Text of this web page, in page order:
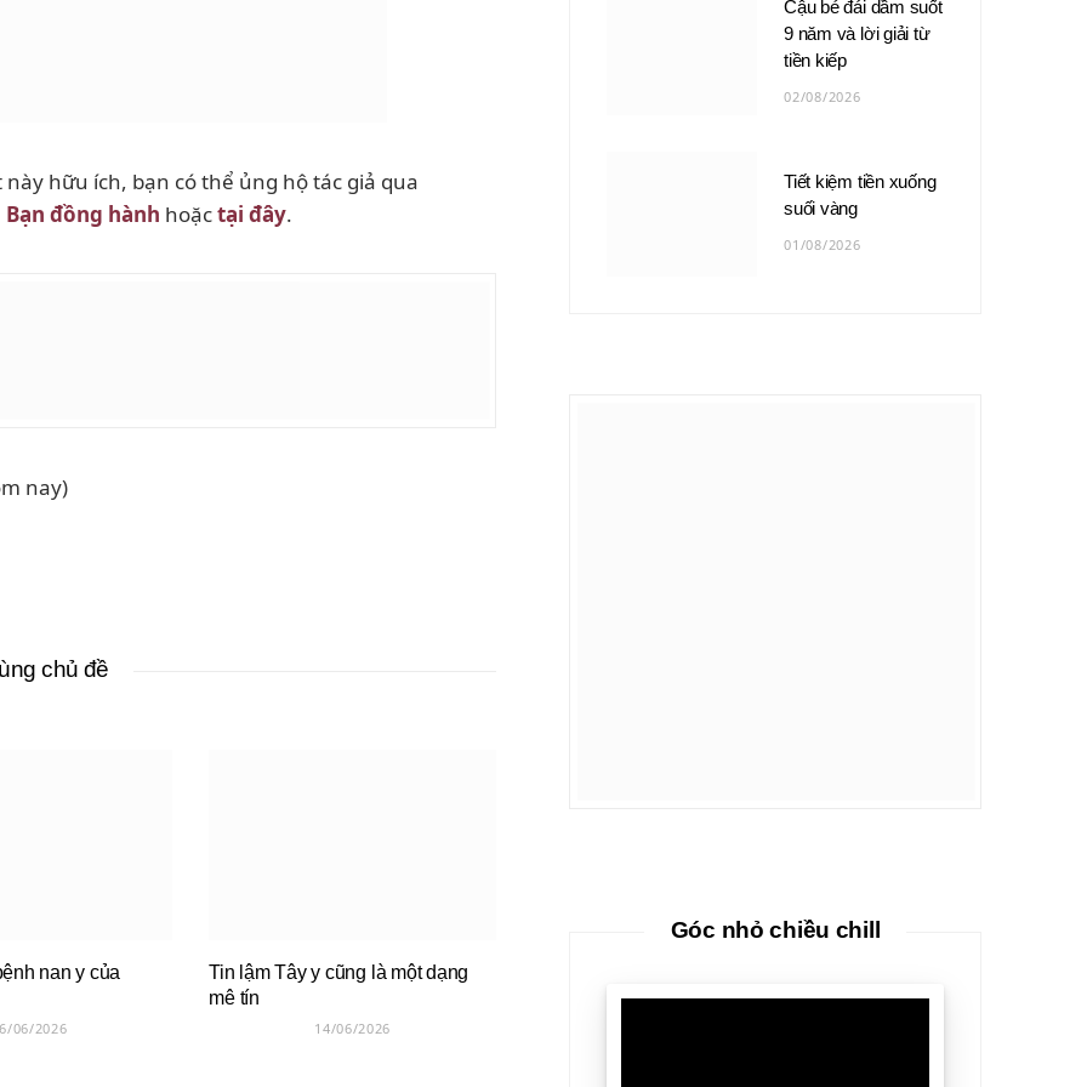
hữu ích, bạn có thể ủng hộ tác giả qua
Bạn đồng hành hoặctại đây.
nay)
chủ đề
nan y của
06/2026
Tin lậm Tây y cũng là một dạng
mê tín
14/06/2026
Cậu bé đái dầm suốt
9 năm và lời giải từ
tiền kiếp
02/08/2026
Tiết kiệm tiền xuống
suối vàng
01/08/2026
Góc nhỏ chiều chill